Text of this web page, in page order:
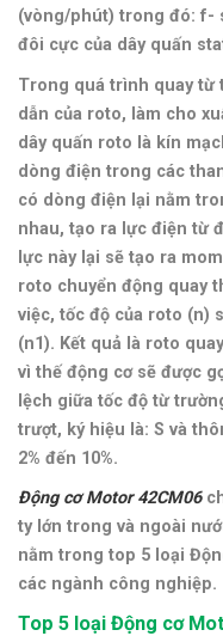
(vòng/phút) trong đó: f-
đôi cực của dây quấn
Trong quá trình quay từ
dẫn của roto, làm cho
dây quấn roto là kín
dòng điện trong các
có dòng điện lại nằm
nhau, tạo ra lực điện từ
lực này lại sẽ tạo ra
roto chuyển động quay
việc, tốc độ của roto (n)
(n1). Kết quả là roto
vì thế động cơ sẽ được
lệch giữa tốc độ từ
trượt, ký hiệu là: S và t
2% đến 10%.
Động cơ Motor 42CM06
ty lớn trong và ngoài
nằm trong top 5 loại
các ngành công nghiệp.
Top 5 loại Động cơ